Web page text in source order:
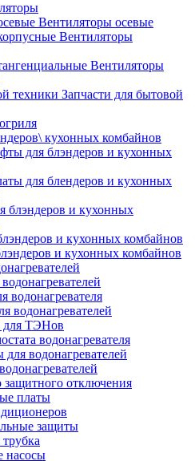
Вентиляторы осевые
Вентиляторы
Вентиляторы
Запчасти для бытовой
кухонных комбайнов
для блэндеров и кухонных
для блендеров и кухонных
блэндеров и кухонных
и кухонных комбайнов
и кухонных комбайнов
водонагревателя
водонагревателей
для ТЭНов
водонагревателя
для водонагревателей
защитного отключения
платы
защиты
насосы